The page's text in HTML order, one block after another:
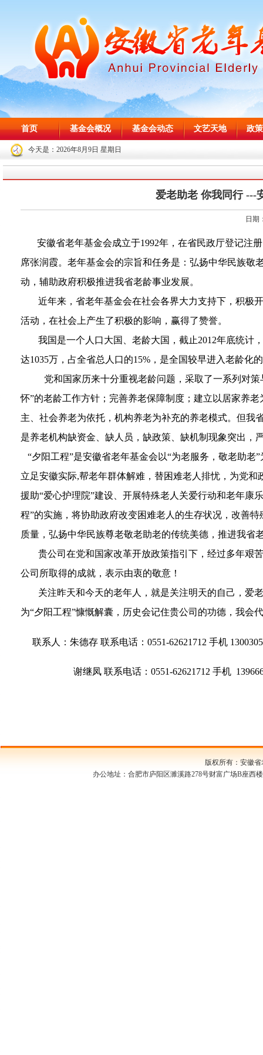
首页 基金会概况 基金会动态 文艺天地 政
今天是： 2026年8月9日 星期日
爱老助老 你我同行 ---
日期
安徽省老年基金会成立于1992年，在省民政厅登记注
席张润霞。老年基金会的宗旨和任务是：弘扬中华民族
动，辅助政府积极推进我省老龄事业发展。
近年来，省老年基金会在社会各界大力支持下，积极
活动，在社会上产生了积极的影响，赢得了赞誉。
我国是一个人口大国、老龄大国，截止2012年底统计，
达1035万，占全省总人口的15% ，是全国较早进入老龄化
党和国家历来十分重视老龄问题，采取了一系列对
怀”的老龄工作方针；完善养老保障制度；建立以居家养老
主、社会养老为依托，机构养老为补充的养老模式。但我
是养老机构缺资金、缺人员，缺政策、缺机制现象突出，
“夕阳工程”是安徽省老年基金会以“为老服务，敬老助老”
立足安徽实际,帮老年群体解难，替困难老人排忧，为党和
援助“爱心护理院”建设、开展特殊老人关爱行动和老年康
程”的实施，将协助政府改变困难老人的生存状况，改善
质量，弘扬中华民族尊老敬老助老的传统美德，推进我省
贵公司在党和国家改革开放政策指引下，经过多年艰
公司所取得的成就，表示由衷的敬意！
关注昨天和今天的老年人，就是关注明天的自己，爱
为“夕阳工程”慷慨解囊，历史会记住贵公司的功德，我会
联系人：朱德存 联系电话： 0551-62621712 手机
谢继凤 联系电话： 0551-62621712 手机
版权所有：安徽
办公地址：合肥市庐阳区濉溪路278号财富广场B座西